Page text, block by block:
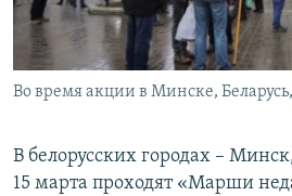
ПОБЕДИТЕЛЕЙ НЕ СУДЯТ?
КРЫМ.НЕПОКОРЕННЫЙ
ELIFBE
ПРИСОЕДИНЯЙТЕСЬ!
Все сайты RFE/RL
Во время акции в Минске, Беларусь,
В белорусских городах –
15 марта проходят «Марши